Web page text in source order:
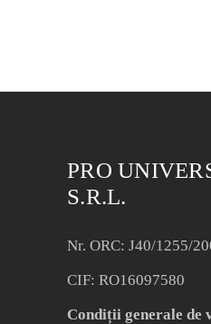
PRO
S.R.L.
Nr. ORC: J40/1255/
CIF: RO16097580
Condiții generale de